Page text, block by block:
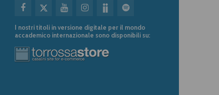
I nostri titoli in versione digitale per il mondo
accademico internazionale sono disponibili su: